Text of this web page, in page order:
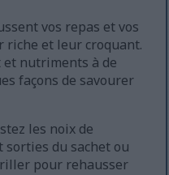
vos repas et vos
riche et leur croquant.
nutriments à de
façons de savourer
les noix de
sorties du sachet ou
pour rehausser